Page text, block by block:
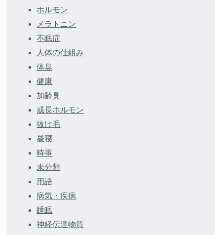
ホルモン
メラトニン
不眠症
人体の仕組み
体臭
健康
加齢臭
成長ホルモン
抜け毛
昼寝
時事
未分類
用語
病気・疾病
睡眠
神経伝達物質